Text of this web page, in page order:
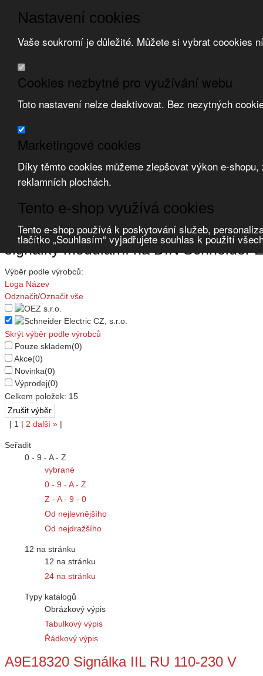
Nastavení cookies
Vaše soukromí je důležité. Můžete si vybrat coookies
Cookies nezbytné pro využívání webu
Toto nastavení nelze deaktivovat. Bez nezytných
Marketingové cookies
Díky těmto cookies můžeme zlepšovat výkon e-
reklamních plochách.
Tento e-shop využívá cookies
Tento e-shop používá k poskytování služeb,
tlačítko „Souhlasím“ vyjadřujete souhlas k použití
Přeskočit na hlavní obsah Přeskočit na doplňující obsah
Obchodní podmínky
Registrace
Zvolte měnu:
Přihlásit uživatele
Úvod Ovladače a signalizace signalizace světelná signálky modulární
signálky modulární na DIN Schneider
Výběr podle výrobců:
Loga Název
Odznačit/Označit vše
Skrýt výběr podle výrobců
Pouze skladem(0)
Akce(0)
Novinka(0)
Výprodej(0)
Celkem položek: 15
| 1 | 2 další » |
Seřadit
0 - 9 - A - Z
vybrané
0 - 9 - A - Z
Z - A - 9 - 0
Od nejlevnějšího
Od nejdražšího
12 na stránku
12 na stránku
24 na stránku
Typy katalogů
Obrázkový výpis
Tabulkový výpis
Řádkový výpis
A9E18320 Signálka IIL RU 110-230 V